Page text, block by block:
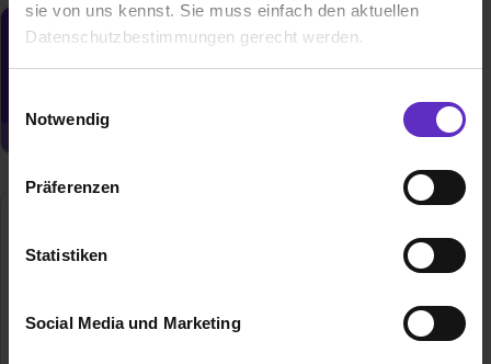
sie von uns kennst. Sie muss einfach den aktuellen
Datenschutzbestimmungen gerecht werden.
Benutzung der Webseite getroffenen Einstellungen zu
Webseite zu analysieren („Statistiken“), um
Informationen zu deiner Verwendung unserer Website an
Analysen weiterzugeben und um Inhalte und Anzeigen zu
Notwendig
Präferenzen
Statistiken
Social Media und Marketing
Du möchtest neue Stellen automatisch
zugeschickt bekommen?